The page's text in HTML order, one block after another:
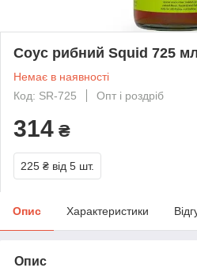
Соус рибний Squid 725
Немає в наявності
Код: SR-725
Опт і роздріб
314 ₴
225 ₴ від 5 шт.
Опис Характеристики
Опис